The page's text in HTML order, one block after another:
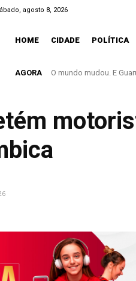
agosto 8, 2026
HOME CIDADE POLÍTICA
AGORAO mundo mudou. E
Saeb 2025: Brasil